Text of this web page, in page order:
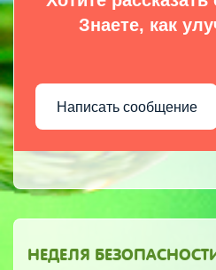
Знаете, как
Написать сообщение
НЕДЕЛЯ